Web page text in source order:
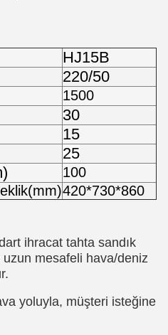
HJ15B
220/50
1500
30
15
25
100
420*730*860
ihracat tahta sandık
mesafeli hava/deniz
yoluyla, müşteri isteğine